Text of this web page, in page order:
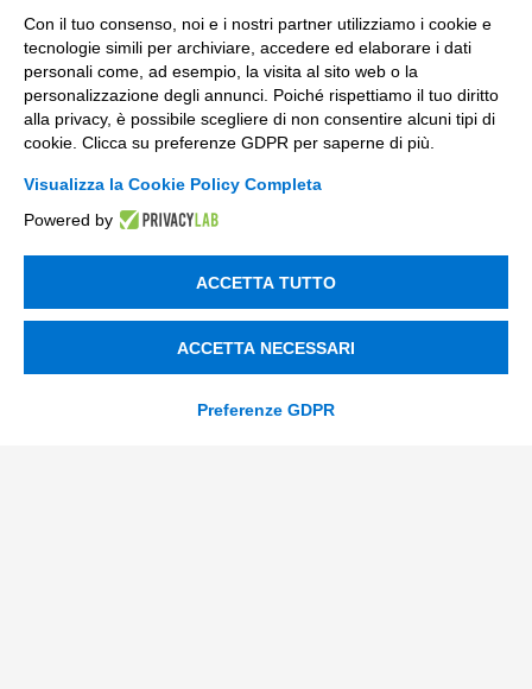
Nuovi Mercati
Innovazione di prodotto e processo
Digital Marketing
Data & BI
Trasformazione Digitale
Soluzioni Digitali
Smart Factory
Con il tuo consenso, noi e i nostri partner utilizziamo i cookie e
tecnologie simili per archiviare, accedere ed elaborare i dati
personali come, ad esempio, la visita al sito web o la
personalizzazione degli annunci. Poiché rispettiamo il tuo diritto
alla privacy, è possibile scegliere di non consentire alcuni tipi di
cookie. Clicca su preferenze GDPR per saperne di più.
Visualizza la Cookie Policy Completa
Powered by
ACCETTA TUTTO
ACCETTA NECESSARI
Preferenze GDPR